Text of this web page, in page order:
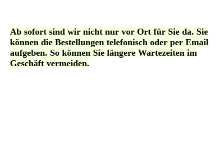
Ab sofort sind wir nicht nur vor Ort für Sie da. Sie
können die Bestellungen telefonisch oder per Email
aufgeben. So können Sie längere Wartezeiten im
Geschäft vermeiden.